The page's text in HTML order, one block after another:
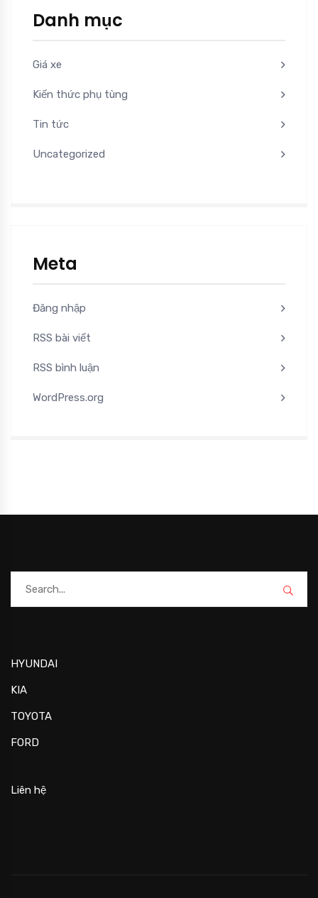
Danh mục
Giá xe
Kiến thức phụ tùng
Tin tức
Uncategorized
Meta
Đăng nhập
RSS bài viết
RSS bình luận
WordPress.org
HYUNDAI
KIA
TOYOTA
FORD
Liên hệ